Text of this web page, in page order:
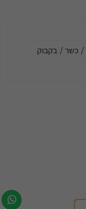
/ כשר / בקבוק